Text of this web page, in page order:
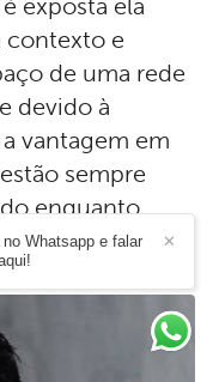
exposta ela
contexto e
de uma rede
devido à
vantagem em
sempre
enquanto
✕
Whatsapp e falar